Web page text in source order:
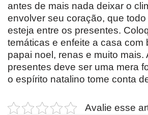
antes de mais nada deixar o
envolver seu coração, que
esteja entre os presentes.
temáticas e enfeite a casa com
papai noel, renas e muito mais.
presentes deve ser uma mera
o espírito natalino tome conta
Avalie esse